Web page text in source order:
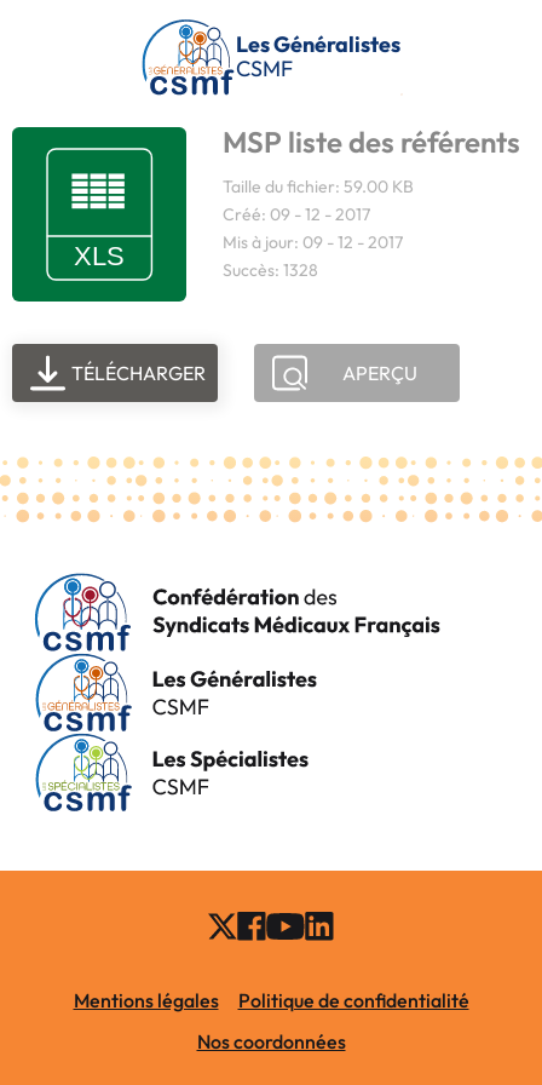
Passer au contenu principal
Les Généralistes
CSMF
MSP liste des référents
Taille du fichier: 59.00 KB
Créé: 09 - 12 - 2017
Mis à jour: 09 - 12 - 2017
Succès: 1328
TÉLÉCHARGER APERÇU
Mentions légales
Politique de confidentialité
Nos coordonnées